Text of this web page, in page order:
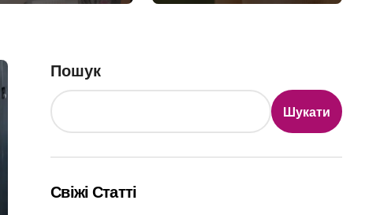
Пошук
Шукати
Свіжі Статті